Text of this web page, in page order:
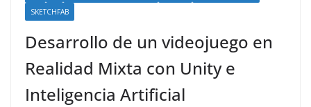
SKETCHFAB
Desarrollo de un videojuego en
Realidad Mixta con Unity e
Inteligencia Artificial